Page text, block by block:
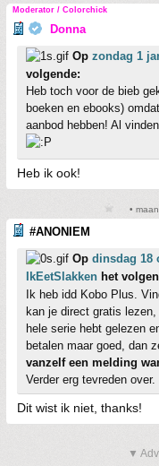
Moderator / Colorchick
Donna
Op zondag 1
volgende:
Heb toch voor de bieb
boeken en ebooks)
aanbod hebben! Al
Heb ik ook!
•
#ANONIEM
Op dinsdag 18
IkEetSlakken het
Ik heb idd Kobo Plus.
kan je direct gratis
hele serie hebt gelezen
betalen maar goed, dan
vanzelf een melding
Verder erg tevreden over.
Dit wist ik niet, thanks!
▼